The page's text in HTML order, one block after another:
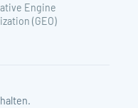
Engine
(GEO)